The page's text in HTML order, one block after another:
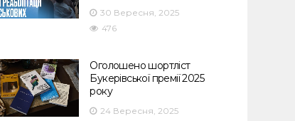
30 Вересня, 2025
476
Оголошено шортліст
Букерівської премії 2025
року
24 Вересня, 2025